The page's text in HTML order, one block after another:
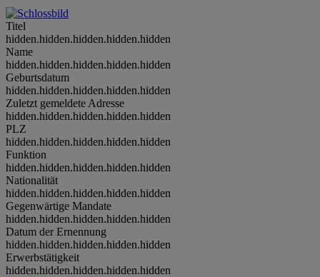
Titel
hidden.hidden.hidden.hidden.hidden
Name
hidden.hidden.hidden.hidden.hidden
Geburtsdatum
hidden.hidden.hidden.hidden.hidden
Zuletzt gemeldete Adresse
hidden.hidden.hidden.hidden.hidden
PLZ
hidden.hidden.hidden.hidden.hidden
Funktion
hidden.hidden.hidden.hidden.hidden
Nationalität
hidden.hidden.hidden.hidden.hidden
Gegenwärtige Mandate
hidden.hidden.hidden.hidden.hidden
Datum der Ernennung
hidden.hidden.hidden.hidden.hidden
Erwerbstätigkeit
hidden.hidden.hidden.hidden.hidden